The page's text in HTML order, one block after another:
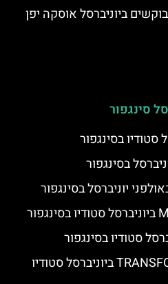
ביוניברסל אוסקה יפן
סינגפור
סטודיו בסינגפור
בסינגפור
רכבת הרים של TRANSFORMERS ביוניברסל סטודיו